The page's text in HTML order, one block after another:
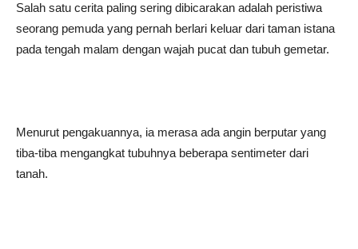
Salah satu cerita paling sering dibicarakan adalah peristiwa
seorang pemuda yang pernah berlari keluar dari taman istana
pada tengah malam dengan wajah pucat dan tubuh gemetar.
Menurut pengakuannya, ia merasa ada angin berputar yang
tiba-tiba mengangkat tubuhnya beberapa sentimeter dari
tanah.